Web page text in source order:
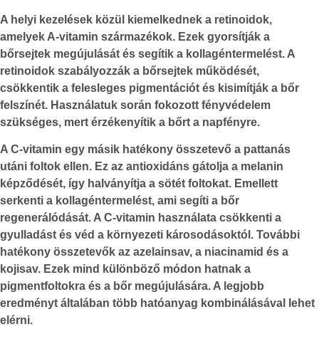
A helyi kezelések közül kiemelkednek a retinoidok,
amelyek A-vitamin származékok. Ezek gyorsítják a
bőrsejtek megújulását és segítik a kollagéntermelést. A
retinoidok szabályozzák a bőrsejtek működését,
csökkentik a felesleges pigmentációt és kisimítják a bőr
felszínét. Használatuk során fokozott fényvédelem
szükséges, mert érzékenyítik a bőrt a napfényre.
A C-vitamin egy másik hatékony összetevő a pattanás
utáni foltok ellen. Ez az antioxidáns gátolja a melanin
képződését, így halványítja a sötét foltokat. Emellett
serkenti a kollagéntermelést, ami segíti a bőr
regenerálódását. A C-vitamin használata csökkenti a
gyulladást és véd a környezeti károsodásoktól. További
hatékony összetevők az azelainsav, a niacinamid és a
kojisav. Ezek mind különböző módon hatnak a
pigmentfoltokra és a bőr megújulására. A legjobb
eredményt általában több hatóanyag kombinálásával lehet
elérni.